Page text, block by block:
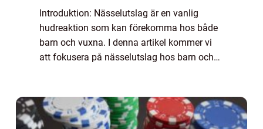
Introduktion: Nässelutslag är en vanlig
hudreaktion som kan förekomma hos både
barn och vuxna. I denna artikel kommer vi
att fokusera på nässelutslag hos barn och
vad ...